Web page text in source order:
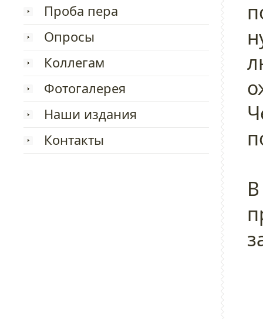
Проба пера
Опросы
Коллегам
Фотогалерея
Наши издания
Контакты